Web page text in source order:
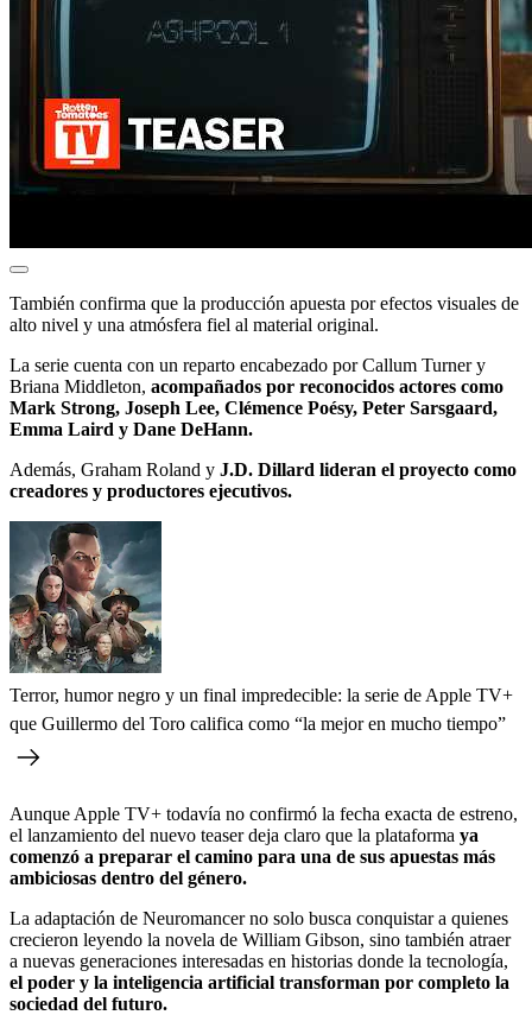
También confirma que la producción apuesta por efectos visuales de
alto nivel y una atmósfera fiel al material original.
La serie cuenta con un reparto encabezado por Callum Turner y
Briana Middleton, acompañados por reconocidos actores como
Mark Strong, Joseph Lee, Clémence Poésy, Peter Sarsgaard,
Emma Laird y Dane DeHann.
Además, Graham Roland y J.D. Dillard lideran el proyecto como
creadores y productores ejecutivos.
Terror, humor negro y un final impredecible: la serie de Apple TV+
que Guillermo del Toro califica como “la mejor en mucho tiempo”
Aunque Apple TV+ todavía no confirmó la fecha exacta de estreno,
el lanzamiento del nuevo teaser deja claro que la plataforma ya
comenzó a preparar el camino para una de sus apuestas más
ambiciosas dentro del género.
La adaptación de Neuromancer no solo busca conquistar a quienes
crecieron leyendo la novela de William Gibson, sino también atraer
a nuevas generaciones interesadas en historias donde la tecnología,
el poder y la inteligencia artificial transforman por completo la
sociedad del futuro.